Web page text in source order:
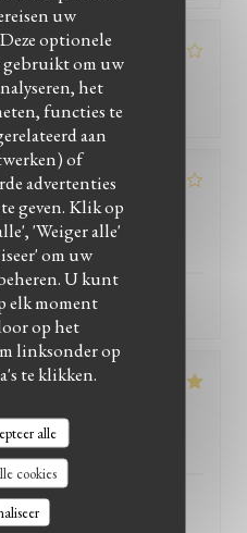
uw
optionele
gebruikt om uw
het
functies te
aan
of
advertenties
geven. Klik op
'Weiger alle'
om uw
U kunt
elk moment
op het
linksonder op
te klikken.
alle
cookies
:4 /5 Kwaliteit / Prijs
: 1/5 Kwaliteit / Prijs
reservé
:5/5
sur des restaurants